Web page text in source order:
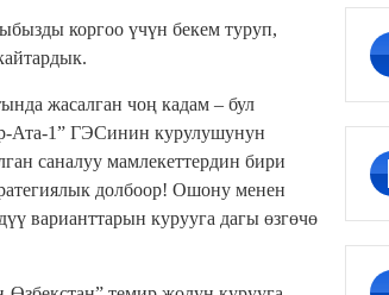
коргоо үчүн бекем туруп,
жасалган чоң кадам – бул
Ата-1” ГЭСинин курулушунун
саналуу мамлекеттердин бири
долбоор! Ошону менен
варианттарын курууга дагы өзгөчө